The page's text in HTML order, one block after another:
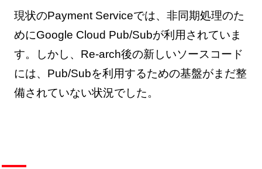
現状のPayment Serviceでは、非同期処理のた
めにGoogle Cloud Pub/Subが利用されていま
す。しかし、Re-arch後の新しいソースコード
には、Pub/Subを利用するための基盤がまだ整
備されていない状況でした。